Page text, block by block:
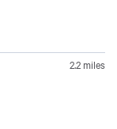
2.2 miles